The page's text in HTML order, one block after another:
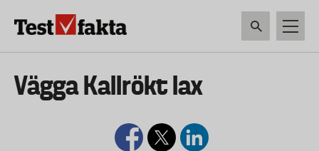
Huvudmeny
ny
Vägga Kallrökt lax